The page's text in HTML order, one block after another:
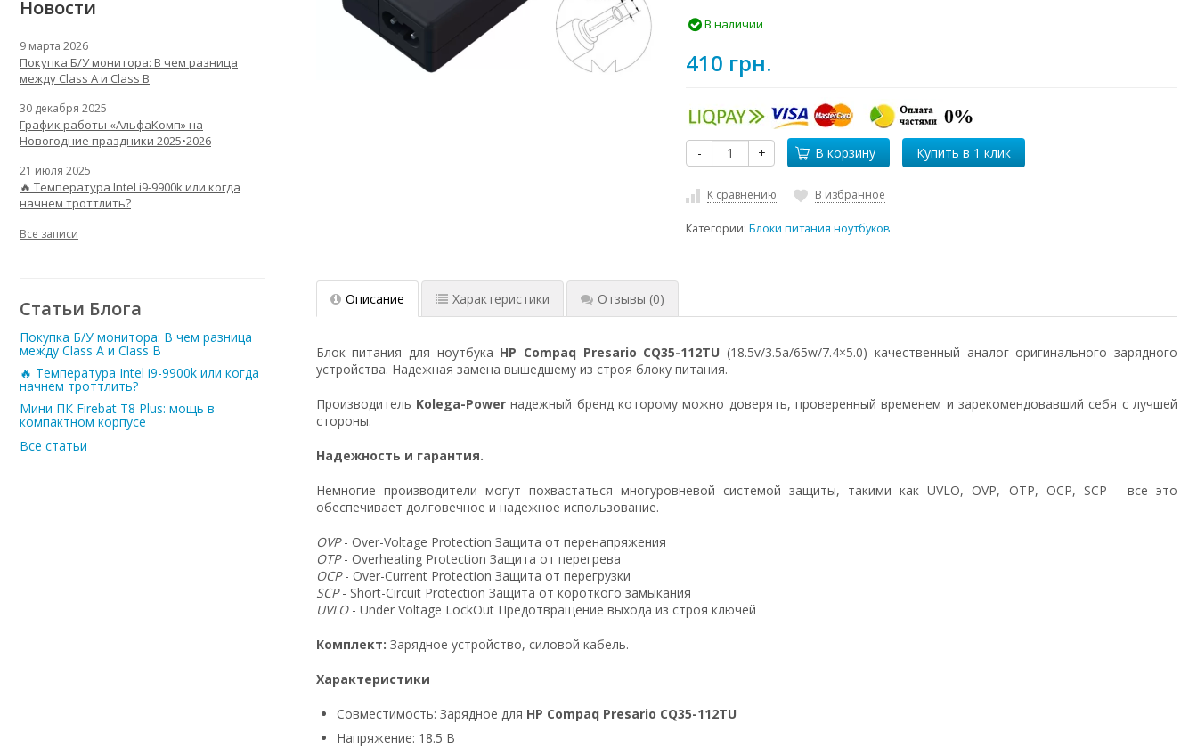
В наличии
410 грн.
- + В корзину
К сравнению В избранное
Категории:Блоки питания ноутбуков
Описание Характеристики Отзывы (0)
Блок питания для ноутбука HP Compaq Presario CQ35-112TU (18.5v/3.5a/65w/7.4×5.0) качественный аналог оригинального зарядного
устройства. Надежная замена вышедшему из строя блоку питания.
Производитель Kolega-Powerнадежный бренд которому можно доверять, проверенный временем и зарекомендовавший себя с лучшей
стороны.
Надежность и гарантия.
Немногие производители могут похвастаться многуровневой системой защиты, такими как UVLO, OVP, OTP, OCP, SCP - все это
обеспечивает долговечное и надежное использование.
OVP- Over-Voltage Protection Защита от перенапряжения
OTP- Overheating Protection Защита от перегрева
OCP- Over-Current Protection Защита от перегрузки
SCP- Short-Circuit Protection Защита от короткого замыкания
UVLO- Under Voltage LockOut Предотвращение выхода из строя ключей
Комплект: Зарядное устройство, силовой кабель.
Характеристики
Совместимость: Зарядное для HP Compaq Presario CQ35-112TU
Напряжение: 18.5 В
Новости
9 марта 2026
Покупка Б/У монитора: В чем разница
между Class A и Class B
30 декабря 2025
График работы «АльфаКомп» на
Новогодние праздники 2025•2026
21 июля 2025
🔥 Температура Intel i9-9900k или когда
начнем троттлить?
Все записи
Статьи Блога
Покупка Б/У монитора: В чем разница
между Class A и Class B
🔥 Температура Intel i9-9900k или когда
начнем троттлить?
Мини ПК Firebat T8 Plus: мощь в
компактном корпусе
Все статьи